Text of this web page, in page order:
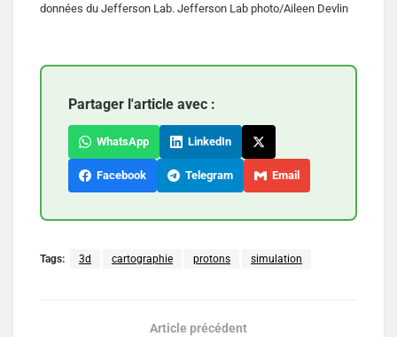
données du Jefferson Lab. Jefferson Lab photo/Aileen Devlin
Partager l'article avec :
WhatsApp LinkedIn
Facebook Telegram Email
Tags: 3d cartographie protons simulation
Article précédent